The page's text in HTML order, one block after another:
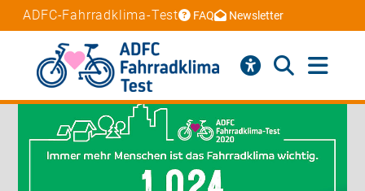
ADFC-Fahrradklima-Test FAQ Newsletter